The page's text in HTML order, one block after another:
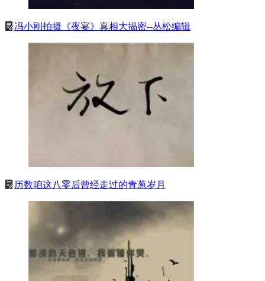
冯小刚拍摄《夜宴》真相大揭密--丛松编辑
历数咱这八零后曾经走过的青葱岁月